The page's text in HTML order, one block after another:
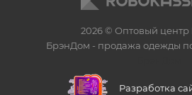
2026 © Оптовый центр
БрэнДом - продажа одежды
Разработка